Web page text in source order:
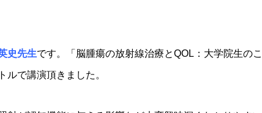
史先生です。「脳腫瘍の放射線治療とQOL：大学院生のこ
ルで講演頂きました。